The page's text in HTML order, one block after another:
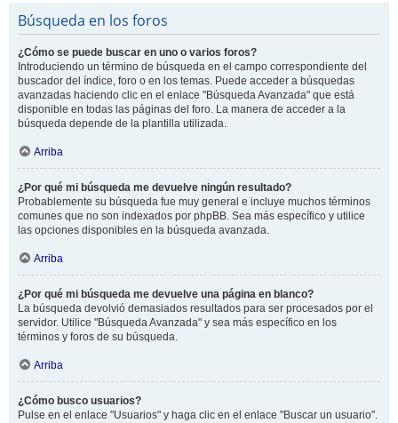
Búsqueda en los foros
¿Cómo se puede buscar en uno o varios foros?
Introduciendo un término de búsqueda en el campo correspondiente del
buscador del índice, foro o en los temas. Puede acceder a búsquedas
avanzadas haciendo clic en el enlace "Búsqueda Avanzada" que está
disponible en todas las páginas del foro. La manera de acceder a la
búsqueda depende de la plantilla utilizada.
Arriba
¿Por qué mi búsqueda me devuelve ningún resultado?
Probablemente su búsqueda fue muy general e incluye muchos términos
comunes que no son indexados por phpBB. Sea más específico y utilice
las opciones disponibles en la búsqueda avanzada.
Arriba
¿Por qué mi búsqueda me devuelve una página en blanco?
La búsqueda devolvió demasiados resultados para ser procesados por el
servidor. Utilice "Búsqueda Avanzada" y sea más específico en los
términos y foros de su búsqueda.
Arriba
¿Cómo busco usuarios?
Pulse en el enlace "Usuarios" y haga clic en el enlace "Buscar un usuario".